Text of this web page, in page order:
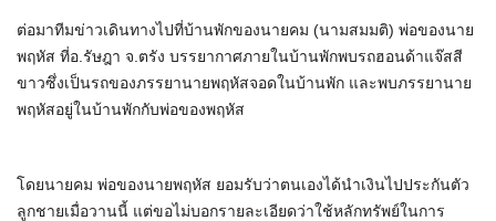
ต่อมาทีมข่าวเดินทางไปที่บ้านพักของนายคม (นามสมมติ) พ่อของนาย
พฤหัส ที่อ.รัษฎา จ.ตรัง บรรยากาศภายในบ้านพักพบรถฮอนด้าแจ๊สสี
ขาวซึ่งเป็นรถของภรรยานายพฤหัสจอดในบ้านพัก และพบภรรยานาย
พฤหัสอยู่ในบ้านพักกับพ่อของพฤหัส
โดยนายคม พ่อของนายพฤหัส ยอมรับว่าตนเองได้นำเงินไปประกันตัว
ลูกชายเมื่อวานนี้ แต่ขอไม่บอกรายละเอียดว่าใช้หลักทรัพย์ในการ